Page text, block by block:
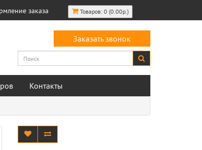
заказа Товаров: 0 (0.00р.)
Заказать звонок
Контакты